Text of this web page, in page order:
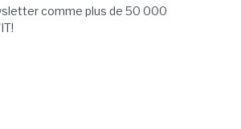
comme plus de 50 000